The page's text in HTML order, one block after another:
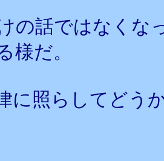
の話ではなくな
様だ。
に照らしてどう